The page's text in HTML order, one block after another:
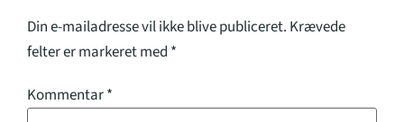
Din e-mailadresse vil ikke blive publiceret. Krævede
felter er markeret med *
Kommentar*